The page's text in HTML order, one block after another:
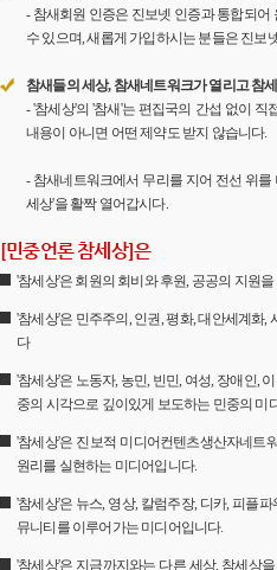
- 참새회원 인증은 진보넷 인증과 통합되
수 있으며, 새롭게 가입하시는 분들은 진보
참새들의 세상, 참새네트워크가 열리고 참
- '참세상'의 '참새'는 편집국의 간섭 없이
내용이 아니면 어떤 제약도 받지 않습니다.
- 참새네트워크에서 무리를 지어 전선 위
세상'을 활짝 열어갑시다.
[민중언론 참세상]은
'참세상'은 회원의 회비와 후원, 공공의 지원
'참세상'은 민주주의, 인권, 평화, 대안세계화
다
'참세상'은 노동자, 농민, 빈민, 여성, 장애인,
중의 시각으로 깊이있게 보도하는 민중의 미
'참세상'은 진보적 미디어컨텐츠생산자네트
원리를 실현하는 미디어입니다.
'참세상'은 뉴스, 영상, 칼럼주장, 디카, 피플
뮤니티를 이루어가는 미디어입니다.
'참세상'은 지금까지와는 다른 세상, 참세상